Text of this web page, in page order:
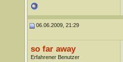
06.06.2009, 21:29
so far away
Erfahrener Benutzer